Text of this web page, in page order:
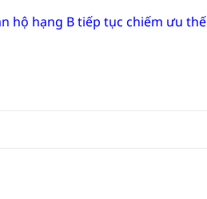
hộ hạng B tiếp tục chiếm ưu thế